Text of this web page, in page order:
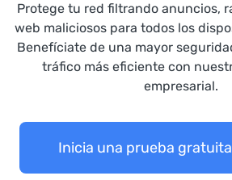
Protege tu red filtrando anuncios,
web maliciosos para todos los
Benefíciate de una mayor
tráfico más eficiente con
empresarial.
Inicia una prueba